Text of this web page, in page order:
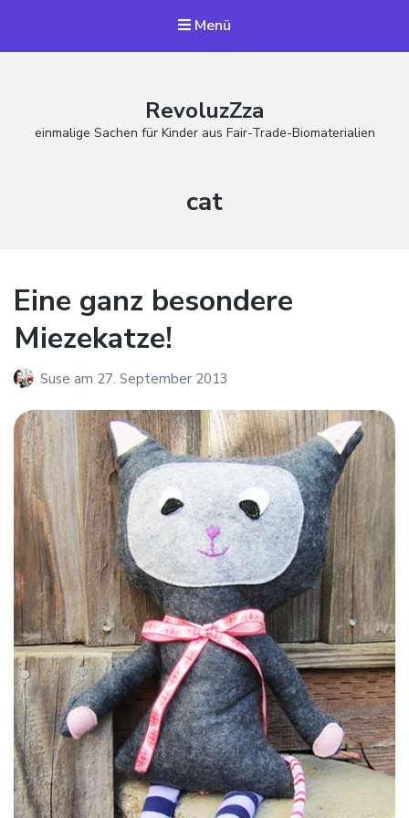
Menü
RevoluzZza
einmalige Sachen für Kinder aus Fair-Trade-Biomaterialien
Schlagwort:
cat
Eine ganz besondere
Miezekatze!
Suse am 27. September 2013